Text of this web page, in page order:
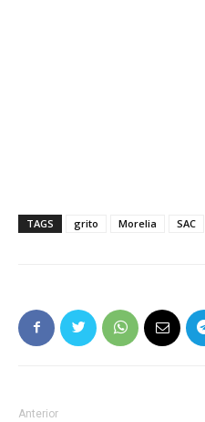
TAGS grito Morelia SAC
Anterior